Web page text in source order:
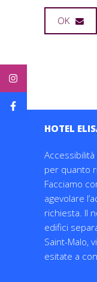
OK
HOTEL
per quanto
Facciamo
agevolare
richiesta. Il
edifici
Saint-Malo,
esitate a